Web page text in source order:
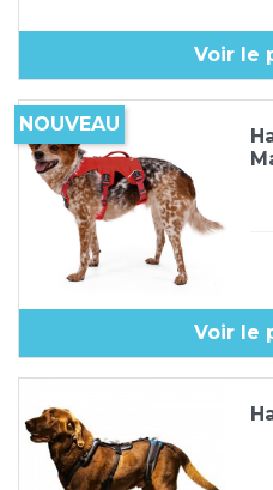
Voir le
Voir le
NOUVEAU